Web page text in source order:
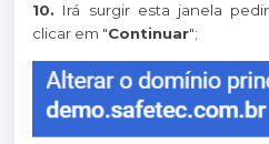
10. Irá surgir esta janela
clicar em "Continuar";